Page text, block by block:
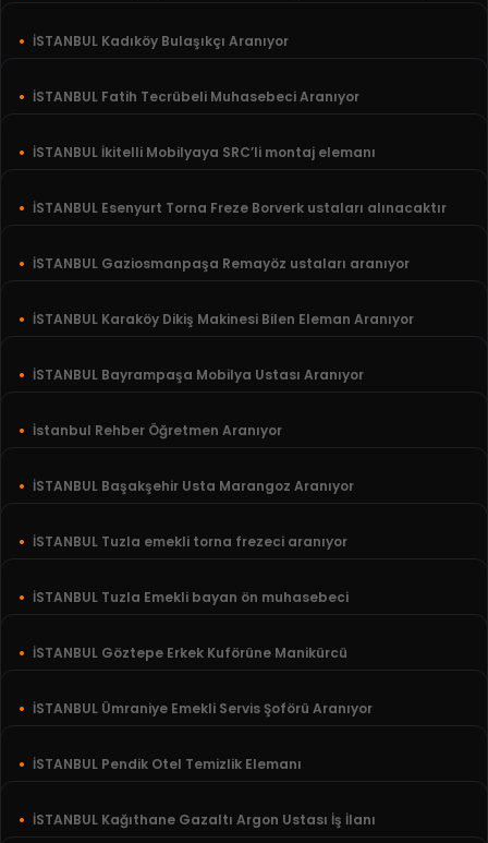
İSTANBUL Kadıköy Bulaşıkçı Aranıyor
İSTANBUL Fatih Tecrübeli Muhasebeci Aranıyor
İSTANBUL İkitelli Mobilyaya SRC’li montaj elemanı
İSTANBUL Esenyurt Torna Freze Borverk ustaları alınacaktır
İSTANBUL Gaziosmanpaşa Remayöz ustaları aranıyor
İSTANBUL Karaköy Dikiş Makinesi Bilen Eleman Aranıyor
İSTANBUL Bayrampaşa Mobilya Ustası Aranıyor
İstanbul Rehber Öğretmen Aranıyor
İSTANBUL Başakşehir Usta Marangoz Aranıyor
İSTANBUL Tuzla emekli torna frezeci aranıyor
İSTANBUL Tuzla Emekli bayan ön muhasebeci
İSTANBUL Göztepe Erkek Kuförüne Manikürcü
İSTANBUL Ümraniye Emekli Servis Şoförü Aranıyor
İSTANBUL Pendik Otel Temizlik Elemanı
İSTANBUL Kağıthane Gazaltı Argon Ustası İş İlanı